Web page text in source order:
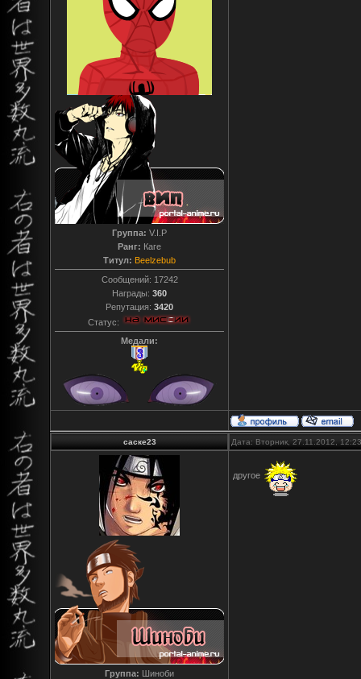
Группа: V.I.P
Ранг: Каге
Титул: Beelzebub
Сообщений: 17242
Награды: 360
Репутация: 3420
Статус:
Медали:
саске23 Дата: Вторник, 27.11.2012,
Группа: Шиноби
другое